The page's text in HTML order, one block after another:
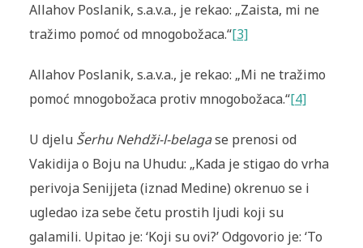
Allahov Poslanik, s.a.v.a., je rekao: „Zaista, mi ne
tražimo pomoć od mnogobožaca.“[3]
Allahov Poslanik, s.a.v.a., je rekao: „Mi ne tražimo
pomoć mnogobožaca protiv mnogobožaca.“[4]
U djelu Šerhu Nehdži-l-belagase prenosi od
Vakidija o Boju na Uhudu: „Kada je stigao do vrha
perivoja Senijjeta (iznad Medine) okrenuo se i
ugledao iza sebe četu prostih ljudi koji su
galamili. Upitao je: ‘Koji su ovi?’ Odgovorio je: ‘To